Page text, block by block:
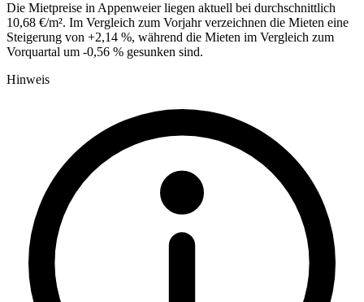
Die Mietpreise in Appenweier liegen aktuell bei durchschnittlich
10,68 €/m². Im Vergleich zum Vorjahr verzeichnen die Mieten eine
Steigerung von +2,14 %, während die Mieten im Vergleich zum
Vorquartal um -0,56 % gesunken sind.
Hinweis